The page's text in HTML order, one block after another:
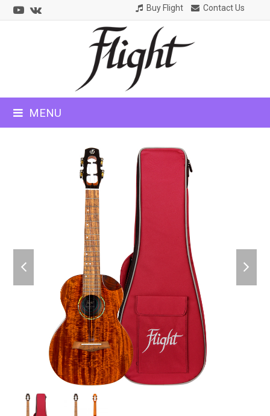
Youtube
VK Buy Flight Contact Us
MENU
slide
slide